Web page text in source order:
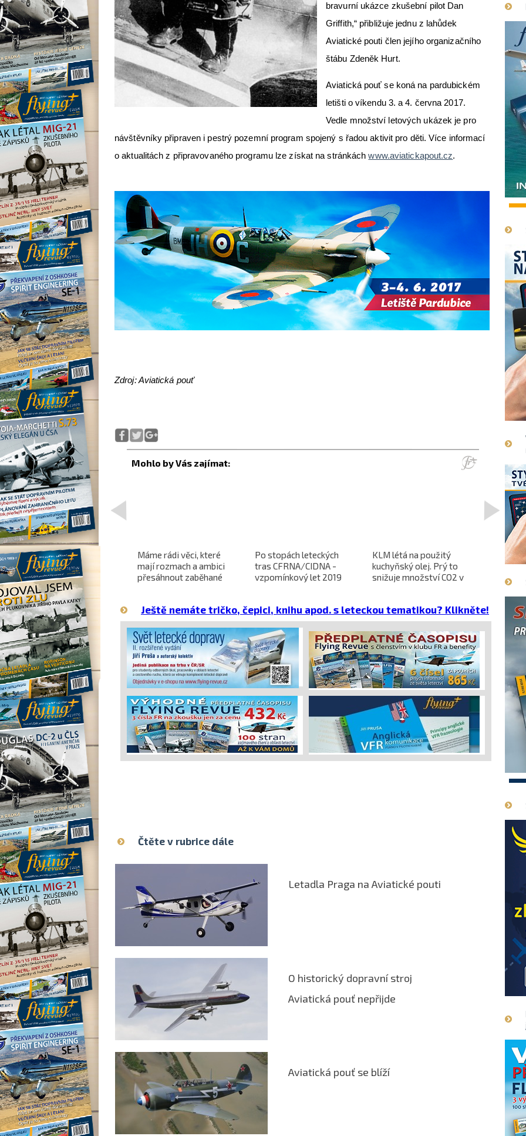
bravurní ukázce zkušební pilot Dan
Griffith,“ přibližuje jednu z lahůdek
Aviatické pouti člen jejího organizačního
štábu Zdeněk Hurt.
Aviatická pouť se koná na pardubickém
letišti o víkendu 3. a 4. června 2017.
Vedle množství letových ukázek je pro
návštěvníky připraven i pestrý pozemní program spojený s řadou aktivit pro děti. Více informací
o aktualitách z připravovaného programu lze získat na stránkáchwww.aviatickapout.cz.
Zdroj: Aviatická pouť
Projekt nadzvukového
letounu X-59 QueSST
směřuje k prvnímu letu
Máme rádi věci, které
mají rozmach a ambici
přesáhnout zaběhané
Po stopách leteckých
tras CFRNA/CIDNA -
vzpomínkový let 2019
KLM létá na použitý
kuchyňský olej. Prý to
snižuje množství CO2 v
L-610
projekt
>
Ještě nemáte tričko, čepici, knihu apod. s leteckou tematikou? Klikněte!
Čtěte v rubrice dále
Letadla Praga na Aviatické pouti
O historický dopravní stroj
Aviatická pouť nepřijde
Aviatická pouť se blíží
1
1